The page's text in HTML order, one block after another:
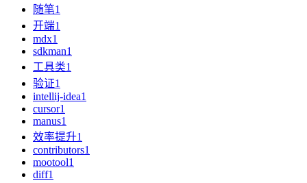
随笔1
开端1
mdx1
sdkman1
工具类1
验证1
intellij-idea1
cursor1
manus1
效率提升1
contributors1
mootool1
diff1